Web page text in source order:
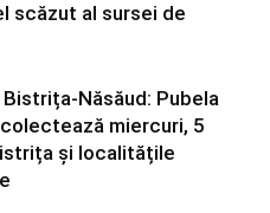
scăzut al sursei de
Bistrița-Năsăud: Pubela
miercuri, 5
și localitățile